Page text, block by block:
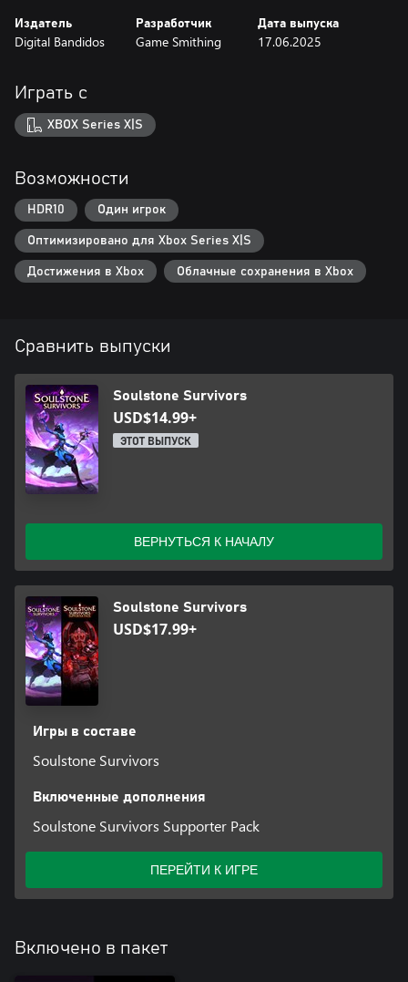
Издатель
Digital Bandidos
Разработчик
Game Smithing
Дата выпуска
17.06.2025
Играть с
XBOX Series X|S
Возможности
HDR10 Один игрок
Оптимизировано для Xbox Series X|S
Достижения в Xbox Облачные сохранения в Xbox
Сравнить выпуски
Soulstone Survivors
USD$14.99+
ЭТОТ ВЫПУСК
ВЕРНУТЬСЯ К НАЧАЛУ
Soulstone Survivors
USD$17.99+
Игры в составе
Soulstone Survivors
Включенные дополнения
Soulstone Survivors Supporter Pack
ПЕРЕЙТИ К ИГРЕ
Включено в пакет